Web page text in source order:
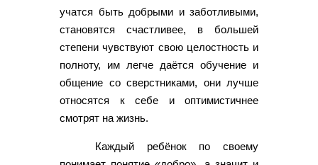
учатся быть добрыми и заботливыми,
становятся счастливее, в большей
степени чувствуют свою целостность и
полноту, им легче даётся обучение и
общение со сверстниками, они лучше
относятся к себе и оптимистичнее
смотрят на жизнь.
Каждый ребёнок по своему